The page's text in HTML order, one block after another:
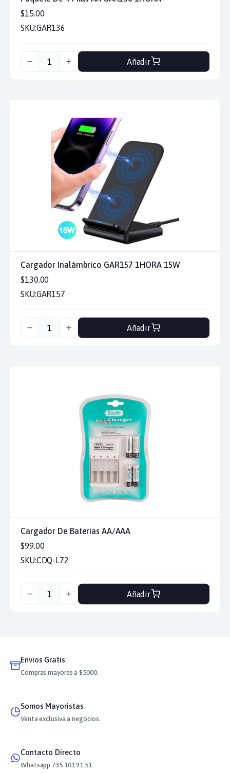
$15.00
SKU:GAR136
Añadir
Cargador Inalámbrico GAR157 1HORA 15W
$130.00
SKU:GAR157
Añadir
Cargador De Baterias AA/AAA
$99.00
SKU:CDQ-L72
Añadir
Envios Gratis
Compras mayores a $5000.
Somos Mayoristas
Venta exclusiva a negocios.
Contacto Directo
Whatsapp 735 101 91 51.